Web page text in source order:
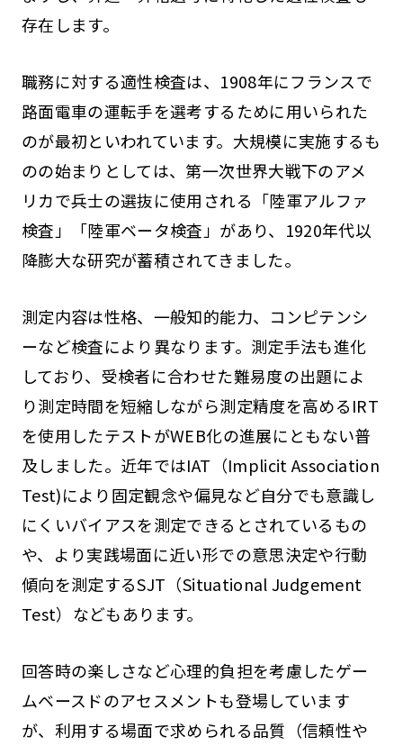
存在します。
職務に対する適性検査は、1908年にフランスで
路面電車の運転手を選考するために用いられた
のが最初といわれています。大規模に実施するも
のの始まりとしては、第一次世界大戦下のアメ
リカで兵士の選抜に使用される「陸軍アルファ
検査」「陸軍ベータ検査」があり、1920年代以
降膨大な研究が蓄積されてきました。
測定内容は性格、一般知的能力、コンピテンシ
ーなど検査により異なります。測定手法も進化
しており、受検者に合わせた難易度の出題によ
り測定時間を短縮しながら測定精度を高めるIRT
を使用したテストがWEB化の進展にともない普
及しました。近年ではIAT（Implicit Association
Test)により固定観念や偏見など自分でも意識し
にくいバイアスを測定できるとされているもの
や、より実践場面に近い形での意思決定や行動
傾向を測定するSJT（Situational Judgement
Test）などもあります。
回答時の楽しさなど心理的負担を考慮したゲー
ムベースドのアセスメントも登場しています
が、利用する場面で求められる品質（信頼性や